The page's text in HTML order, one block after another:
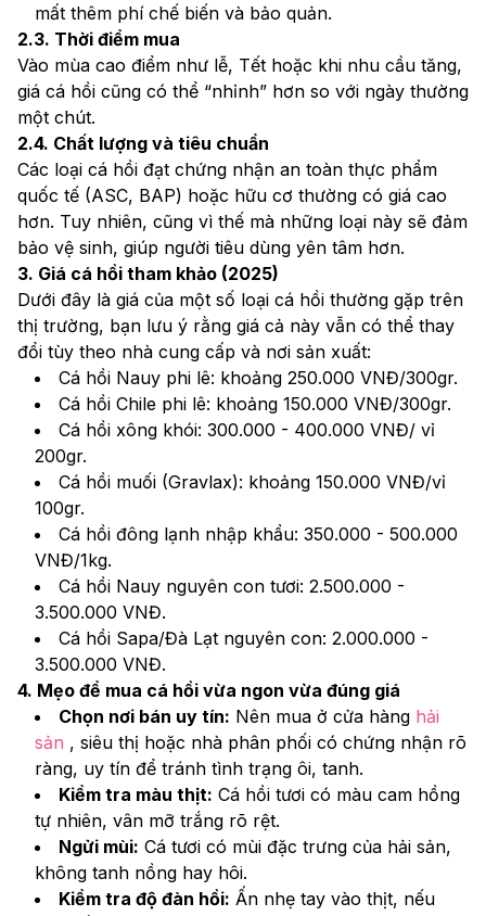
mất thêm phí chế biến và bảo quản.
2.3. Thời điểm mua
Vào mùa cao điểm như lễ, Tết hoặc khi nhu cầu tăng,
giá cá hồi cũng có thể “nhỉnh” hơn so với ngày thường
một chút.
2.4. Chất lượng và tiêu chuẩn
Các loại cá hồi đạt chứng nhận an toàn thực phẩm
quốc tế (ASC, BAP) hoặc hữu cơ thường có giá cao
hơn. Tuy nhiên, cũng vì thế mà những loại này sẽ đảm
bảo vệ sinh, giúp người tiêu dùng yên tâm hơn.
3. Giá cá hồi tham khảo (2025)
Dưới đây là giá của một số loại cá hồi thường gặp trên
thị trường, bạn lưu ý rằng giá cả này vẫn có thể thay
đổi tùy theo nhà cung cấp và nơi sản xuất:
Cá hồi Nauy phi lê: khoảng 250.000 VNĐ/300gr.
Cá hồi Chile phi lê: khoảng 150.000 VNĐ/300gr.
Cá hồi xông khói: 300.000 - 400.000 VNĐ/ vỉ
200gr.
Cá hồi muối (Gravlax): khoảng 150.000 VNĐ/vỉ
100gr.
Cá hồi đông lạnh nhập khẩu: 350.000 - 500.000
VNĐ/1kg.
Cá hồi Nauy nguyên con tươi: 2.500.000 -
3.500.000 VNĐ.
Cá hồi Sapa/Đà Lạt nguyên con: 2.000.000 -
3.500.000 VNĐ.
4. Mẹo để mua cá hồi vừa ngon vừa đúng giá
Chọn nơi bán uy tín: Nên mua ở cửa hàng hải
sản , siêu thị hoặc nhà phân phối có chứng nhận rõ
ràng, uy tín để tránh tình trạng ôi, tanh.
Kiểm tra màu thịt: Cá hồi tươi có màu cam hồng
tự nhiên, vân mỡ trắng rõ rệt.
Ngửi mùi: Cá tươi có mùi đặc trưng của hải sản,
không tanh nồng hay hôi.
Kiểm tra độ đàn hồi: Ấn nhẹ tay vào thịt, nếu